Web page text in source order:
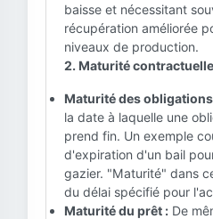
baisse et nécessitant
récupération améliorée
niveaux de production.
2. Maturité
Maturité des
la date à laquelle une
prend fin. Un exemple
d'expiration d'un bail
gazier. "Maturité" dans
du délai spécifié pour
Maturité du prêt : De